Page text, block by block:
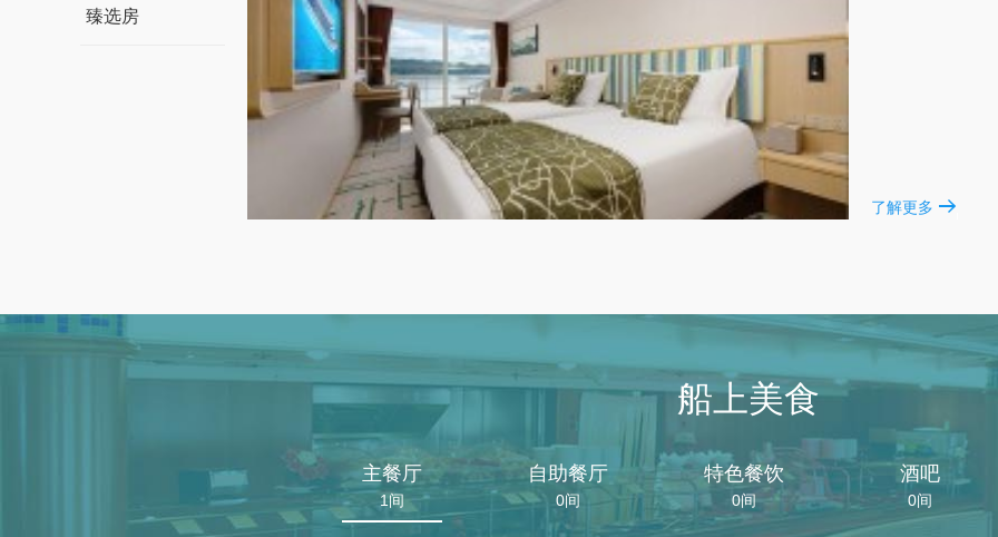
臻选房
了解更多
船上美食
主餐厅
1间
自助餐厅
0间
特色餐饮
0间
酒吧
0间